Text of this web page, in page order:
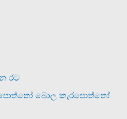
රට
බොල කැරපොත්තෝ